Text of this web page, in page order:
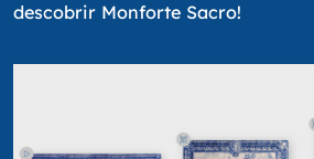
descobrir Monforte Sacro!